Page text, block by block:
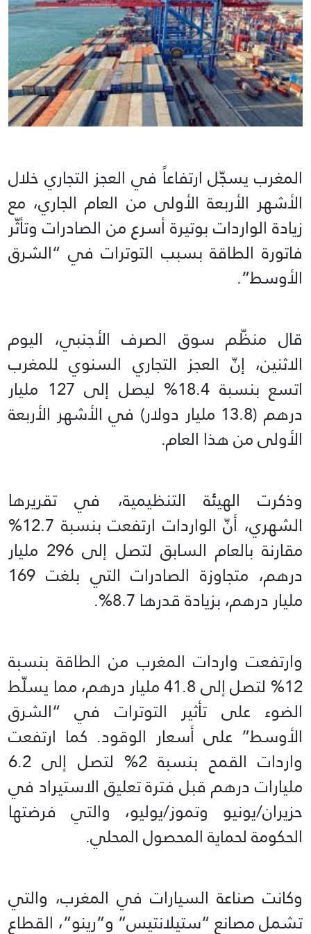
المغرب يسجّل ارتفاعاً في العجز التجاري خلال
الأشهر الأربعة الأولى من العام الجاري، مع
زيادة الواردات بوتيرة أسرع من الصادرات وتأثّر
فاتورة الطاقة بسبب التوترات في “الشرق
الأوسط”.
قال منظّم سوق الصرف الأجنبي، اليوم
الاثنين، إنّ العجز التجاري السنوي للمغرب
اتسع بنسبة 18.4% ليصل إلى 127 مليار
درهم (13.8 مليار دولار) في الأشهر الأربعة
الأولى من هذا العام.
وذكرت الهيئة التنظيمية، في تقريرها
الشهري، أنّ الواردات ارتفعت بنسبة 12.7%
مقارنة بالعام السابق لتصل إلى 296 مليار
درهم، متجاوزة الصادرات التي بلغت 169
مليار درهم، بزيادة قدرها 8.7%.
وارتفعت واردات المغرب من الطاقة بنسبة
12% لتصل إلى 41.8 مليار درهم، مما يسلّط
الضوء على تأثير التوترات في “الشرق
الأوسط” على أسعار الوقود. كما ارتفعت
واردات القمح بنسبة 2% لتصل إلى 6.2
مليارات درهم قبل فترة تعليق الاستيراد في
حزيران/يونيو وتموز/يوليو، والتي فرضتها
الحكومة لحماية المحصول المحلي.
وكانت صناعة السيارات في المغرب، والتي
تشمل مصانع “ستيلانتيس” و”رينو”، القطاع